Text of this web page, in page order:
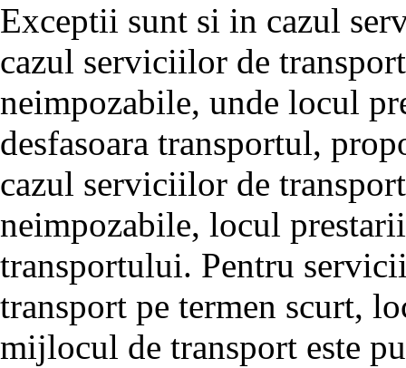
Exceptii sunt si in cazul
cazul serviciilor de
neimpozabile, unde locul
desfasoara transportul,
cazul serviciilor de
neimpozabile, locul
transportului. Pentru
transport pe termen scurt,
mijlocul de transport este